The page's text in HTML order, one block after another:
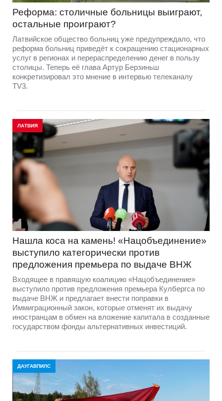
Реформа: столичные больницы выиграют,
остальные проиграют?
Латвийское общество больниц уже предупреждало, что
реформа больниц приведёт к сокращению стационарных
услуг в регионах и перераспределению денег в пользу
столицы. Теперь её глава Артур Берзиньш
конкретизировал это мнение в интервью телеканалу
TV3.
ЛАТВИЯ
Нашла коса на камень! «Нацобъединение»
выступило категорически против
предложения премьера по выдаче ВНЖ
Входящее в правящую коалицию «Нацобъединение»
выступило против предложения премьера Кулбергса по
выдаче ВНЖ и предлагает внести поправки в
Иммиграционный закон, которые отменят их выдачу
иностранцам в обмен на вложение капитала в созданные
государством фонды альтернативных инвестиций.
ДАУГАВПИЛС